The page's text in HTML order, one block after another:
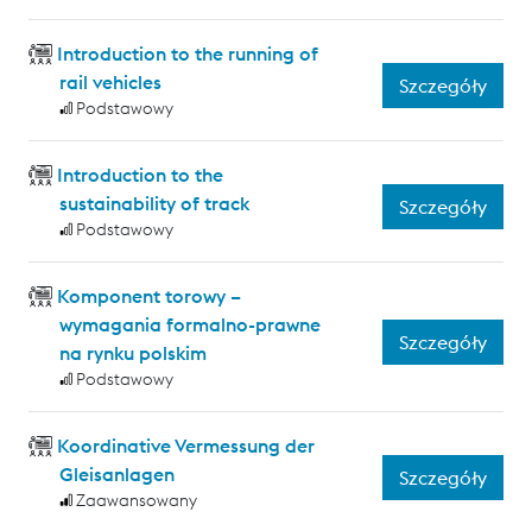
Introduction to the running of
rail vehicles
Podstawowy
Szczegóły
Introduction to the
sustainability of track
Podstawowy
Szczegóły
Komponent torowy –
wymagania formalno-prawne
na rynku polskim
Podstawowy
Szczegóły
Koordinative Vermessung der
Gleisanlagen
Zaawansowany
Szczegóły